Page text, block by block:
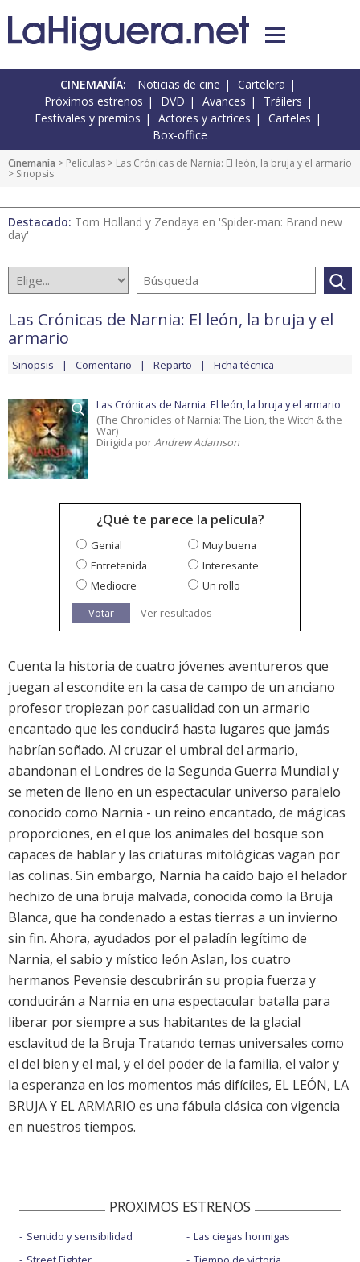
CINEMANÍA: Noticias de cine
Cartelera
Próximos estrenos
DVD Avances
Tráilers
Festivales y premios
Actores y actrices
Carteles
Box-office
Cinemanía > Películas > Las Crónicas de Narnia: El león, la bruja y el armario
> Sinopsis
Destacado: Tom Holland y Zendaya en 'Spider-man: Brand new
day'
Las Crónicas de Narnia: El león, la bruja y el
armario
Sinopsis Comentario Reparto Ficha técnica
Las Crónicas de Narnia: El león, la bruja y el armario
(The Chronicles of Narnia: The Lion, the Witch & the
War)
Dirigida porAndrew Adamson
¿Qué te parece la película?
Genial
Muy buena
Entretenida
Interesante
Mediocre
Un rollo
Votar
Ver resultados
Cuenta la historia de cuatro jóvenes aventureros que
juegan al escondite en la casa de campo de un anciano
profesor tropiezan por casualidad con un armario
encantado que les conducirá hasta lugares que jamás
habrían soñado. Al cruzar el umbral del armario,
abandonan el Londres de la Segunda Guerra Mundial y
se meten de lleno en un espectacular universo paralelo
conocido como Narnia - un reino encantado, de mágicas
proporciones, en el que los animales del bosque son
capaces de hablar y las criaturas mitológicas vagan por
las colinas. Sin embargo, Narnia ha caído bajo el helador
hechizo de una bruja malvada, conocida como la Bruja
Blanca, que ha condenado a estas tierras a un invierno
sin fin. Ahora, ayudados por el paladín legítimo de
Narnia, el sabio y místico león Aslan, los cuatro
hermanos Pevensie descubrirán su propia fuerza y
conducirán a Narnia en una espectacular batalla para
liberar por siempre a sus habitantes de la glacial
esclavitud de la Bruja Tratando temas universales como
el del bien y el mal, y el del poder de la familia, el valor y
la esperanza en los momentos más difíciles, EL LEÓN, LA
BRUJA Y EL ARMARIO es una fábula clásica con vigencia
en nuestros tiempos.
PROXIMOS ESTRENOS
Sentido y sensibilidad
Las ciegas hormigas